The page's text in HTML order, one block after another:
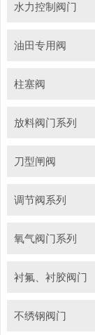
水力控制阀门
油田专用阀
柱塞阀
放料阀门系列
刀型闸阀
调节阀系列
氧气阀门系列
衬氟、衬胶阀门
不绣钢阀门